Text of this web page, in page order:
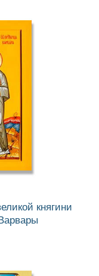
княгини